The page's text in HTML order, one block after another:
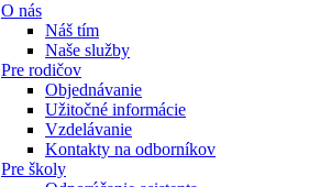
O nás
Náš tím
Naše služby
Pre rodičov
Objednávanie
Užitočné informácie
Vzdelávanie
Kontakty na odborníkov
Pre školy